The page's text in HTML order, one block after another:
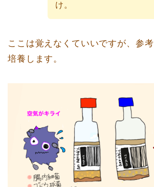
け。
ここは覚えなくていいですが、参
培養します。